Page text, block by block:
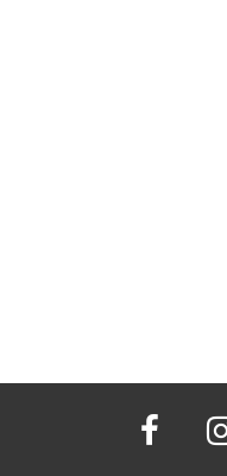
facebook